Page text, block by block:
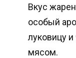
Вкус
особый
луковицу
мясом.